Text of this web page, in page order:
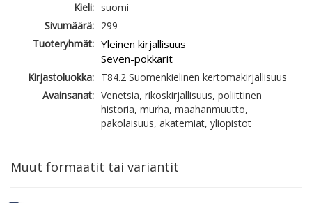
Kieli: suomi
Sivumäärä: 299
Tuoteryhmät: Yleinen kirjallisuus
Seven-pokkarit
Kirjastoluokka: T84.2 Suomenkielinen kertomakirjallisuus
Avainsanat: Venetsia, rikoskirjallisuus, poliittinen
historia, murha, maahanmuutto,
pakolaisuus, akatemiat, yliopistot
Muut formaatit tai variantit